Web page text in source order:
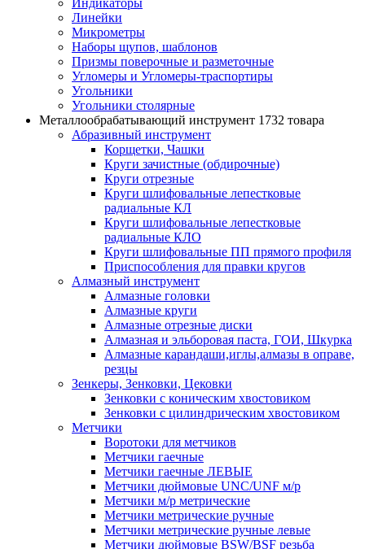
Индикаторы
Линейки
Микрометры
Наборы щупов, шаблонов
Призмы поверочные и разметочные
Угломеры и Угломеры-траспортиры
Угольники
Угольники столярные
Металлообрабатывающий инструмент 1732 товара
Абразивный инструмент
Корщетки, Чашки
Круги зачистные (обдирочные)
Круги отрезные
Круги шлифовальные лепестковые
радиальные КЛ
Круги шлифовальные лепестковые
радиальные КЛО
Круги шлифовальные ПП прямого профиля
Приспособления для правки кругов
Алмазный инструмент
Алмазные головки
Алмазные круги
Алмазные отрезные диски
Алмазная и эльборовая паста, ГОИ, Шкурка
Алмазные карандаши,иглы,алмазы в оправе,
резцы
Зенкеры, Зенковки, Цековки
Зенковки с коническим хвостовиком
Зенковки с цилиндрическим хвостовиком
Метчики
Воротоки для метчиков
Метчики гаечные
Метчики гаечные ЛЕВЫЕ
Метчики дюймовые UNC/UNF м/р
Метчики м/р метрические
Метчики метрические ручные
Метчики метрические ручные левые
Метчики дюймовые BSW/BSF резьба